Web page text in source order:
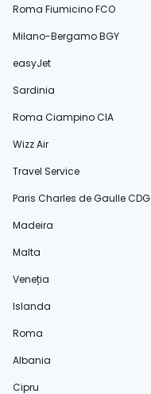
Roma Fiumicino FCO
Milano-Bergamo BGY
easyJet
Sardinia
Roma Ciampino CIA
Wizz Air
Travel Service
Paris Charles de Gaulle CDG
Madeira
Malta
Veneția
Islanda
Roma
Albania
Cipru